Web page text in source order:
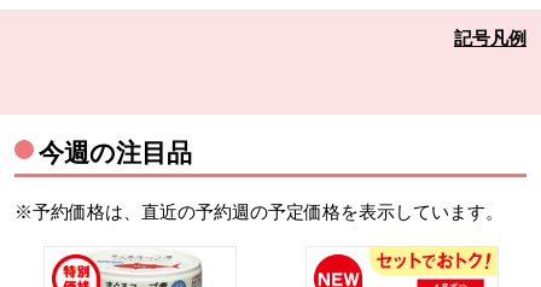
記号凡例
今週の注目品
※予約価格は、直近の予約週の予定価格を表示しています。